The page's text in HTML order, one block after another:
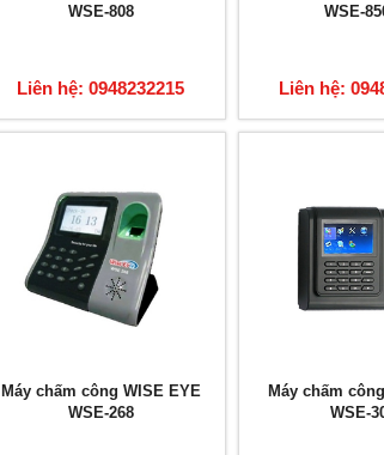
WSE-808
Liên hệ: 0948232215
WSE-
Liên hệ:
Máy chấm công WISE EYE
WSE-268
Máy chấm
WSE-